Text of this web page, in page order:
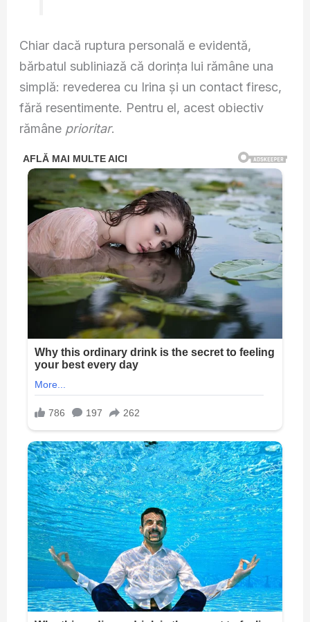
Chiar dacă ruptura personală e evidentă,
bărbatul subliniază că dorința lui rămâne una
simplă: revederea cu Irina și un contact firesc,
fără resentimente. Pentru el, acest obiectiv
rămâne prioritar.